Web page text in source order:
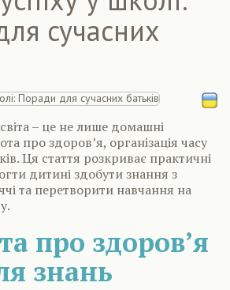
сучасних
– це не лише домашні
про здоров’я, організація часу
Ця стаття розкриває практичні
дитині здобути знання з
та перетворити навчання на
про здоров’я
знань